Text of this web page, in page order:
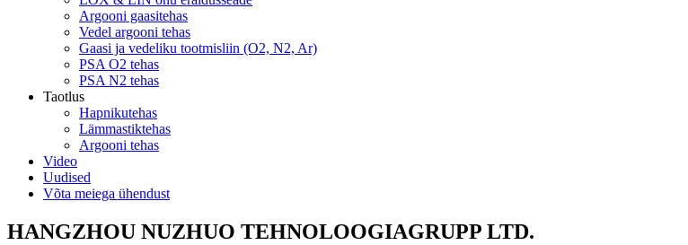
Argooni gaasitehas
Vedel argooni tehas
Gaasi ja vedeliku tootmisliin (O2, N2, Ar)
PSA O2 tehas
PSA N2 tehas
Taotlus
Hapnikutehas
Lämmastiktehas
Argooni tehas
Video
Uudised
Võta meiega ühendust
HANGZHOU NUZHUO TEHNOLOOGIAGRUPP LTD.